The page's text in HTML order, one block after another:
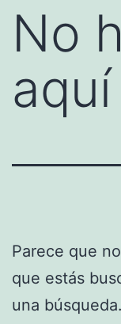
No
aquí
Parece que
que estás
una búsqueda.